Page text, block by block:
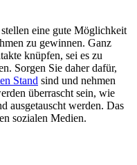
eine gute Möglichkeit
zu gewinnen. Ganz
knüpfen, sei es zu
Sorgen Sie daher dafür,
Stand sind und nehmen
überrascht sein, wie
ausgetauscht werden. Das
sozialen Medien.